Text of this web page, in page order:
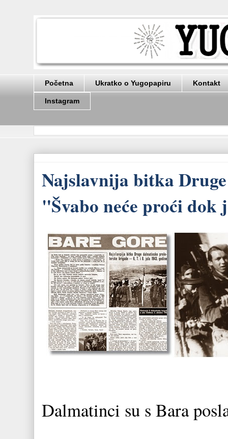
Početna Ukratko o Yugopapiru Kontakt
Instagram
Najslavnija bitka
"Švabo neće proći dok
Dalmatinci su s Bara